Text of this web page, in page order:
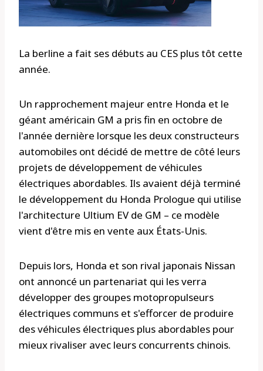
La berline a fait ses débuts au CES plus tôt cette
année.
Un rapprochement majeur entre Honda et le
géant américain GM a pris fin en octobre de
l'année dernière lorsque les deux constructeurs
automobiles ont décidé de mettre de côté leurs
projets de développement de véhicules
électriques abordables. Ils avaient déjà terminé
le développement du Honda Prologue qui utilise
l'architecture Ultium EV de GM – ce modèle
vient d'être mis en vente aux États-Unis.
Depuis lors, Honda et son rival japonais Nissan
ont annoncé un partenariat qui les verra
développer des groupes motopropulseurs
électriques communs et s'efforcer de produire
des véhicules électriques plus abordables pour
mieux rivaliser avec leurs concurrents chinois.